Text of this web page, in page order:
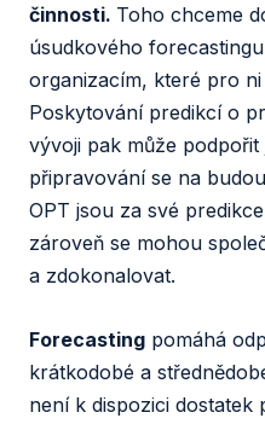
činnosti. Toho chceme
úsudkového
organizacím, které pro
Poskytování predikcí o
vývoji pak může
připravování se na
OPT jsou za své
zároveň se mohou
a zdokonalovat.
Forecasting pomáhá
krátkodobé a
není k dispozici dostatek